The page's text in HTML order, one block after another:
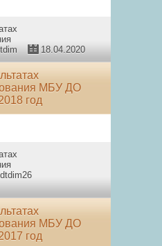
18.04.2020
МБУ ДО
год
dtdim26
МБУ ДО
год